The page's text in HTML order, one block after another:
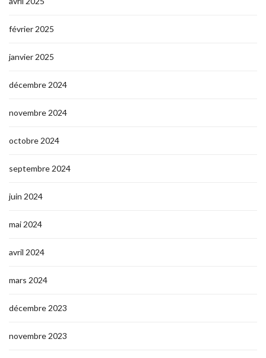
février 2025
janvier 2025
décembre 2024
novembre 2024
octobre 2024
septembre 2024
juin 2024
mai 2024
avril 2024
mars 2024
décembre 2023
novembre 2023